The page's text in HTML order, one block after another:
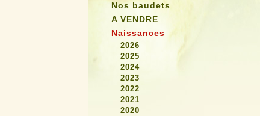
Nos baudets
A VENDRE
Naissances
2026
2025
2024
2023
2022
2021
2020